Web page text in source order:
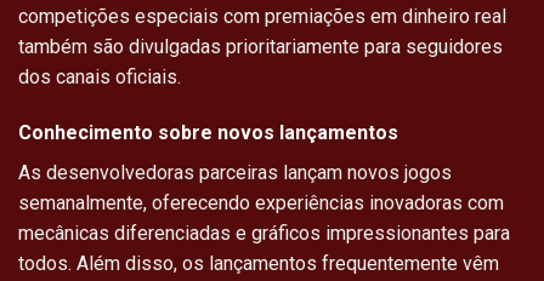
competições especiais com premiações em dinheiro real
também são divulgadas prioritariamente para seguidores
dos canais oficiais.
Conhecimento sobre novos lançamentos
As desenvolvedoras parceiras lançam novos jogos
semanalmente, oferecendo experiências inovadoras com
mecânicas diferenciadas e gráficos impressionantes para
todos. Além disso, os lançamentos frequentemente vêm